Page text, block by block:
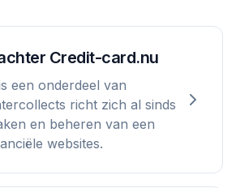
Credit-card.nu
een onderdeel van
richt zich al sinds
en beheren van een
websites.